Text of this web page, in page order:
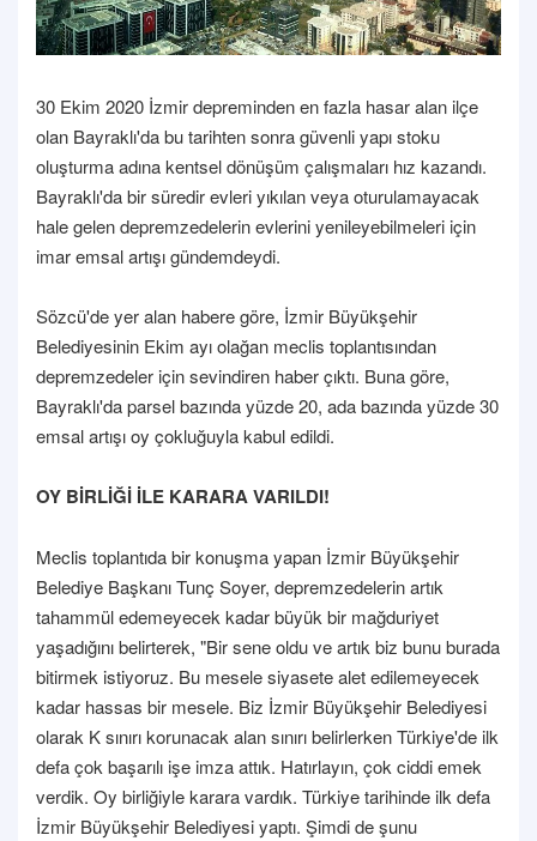
30 Ekim 2020 İzmir depreminden en fazla hasar alan ilçe
olan Bayraklı'da bu tarihten sonra güvenli yapı stoku
oluşturma adına kentsel dönüşüm çalışmaları hız kazandı.
Bayraklı'da bir süredir evleri yıkılan veya oturulamayacak
hale gelen depremzedelerin evlerini yenileyebilmeleri için
imar emsal artışı gündemdeydi.
Sözcü'de yer alan habere göre, İzmir Büyükşehir
Belediyesinin Ekim ayı olağan meclis toplantısından
depremzedeler için sevindiren haber çıktı. Buna göre,
Bayraklı'da parsel bazında yüzde 20, ada bazında yüzde 30
emsal artışı oy çokluğuyla kabul edildi.
OY BİRLİĞİ İLE KARARA VARILDI!
Meclis toplantıda bir konuşma yapan İzmir Büyükşehir
Belediye Başkanı Tunç Soyer, depremzedelerin artık
tahammül edemeyecek kadar büyük bir mağduriyet
yaşadığını belirterek, "Bir sene oldu ve artık biz bunu burada
bitirmek istiyoruz. Bu mesele siyasete alet edilemeyecek
kadar hassas bir mesele. Biz İzmir Büyükşehir Belediyesi
olarak K sınırı korunacak alan sınırı belirlerken Türkiye'de ilk
defa çok başarılı işe imza attık. Hatırlayın, çok ciddi emek
verdik. Oy birliğiyle karara vardık. Türkiye tarihinde ilk defa
İzmir Büyükşehir Belediyesi yaptı. Şimdi de şunu